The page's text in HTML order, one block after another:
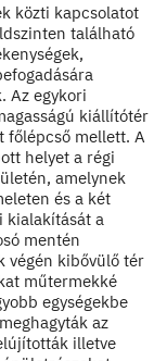
közti kapcsolatot
található
Az egykori
kiállítótér
főlépcső mellett. A
helyet a régi
amelynek
és a két
kialakítását a
mentén
végén kibővülő tér
műtermekké
egységekbe
az
illetve